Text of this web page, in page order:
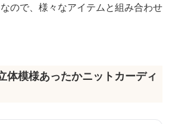
ので、様々なアイテムと組み合わせ
体模様あったかニットカーディ